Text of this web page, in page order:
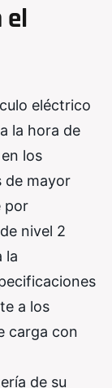
el
eléctrico
la hora de
los
de mayor
por
nivel 2
la
a los
carga con
de su